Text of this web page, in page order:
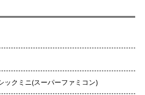
ックミニ(スーパーファミコン)